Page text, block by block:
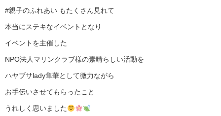
#親子のふれあい もたくさん見れて
本当にステキなイベントとなり
イベントを主催した
NPO法人マリンクラブ様の素晴らしい活動を
ハヤブサlady隼華として微力ながら
お手伝いさせてもらったこと
うれしく思いました